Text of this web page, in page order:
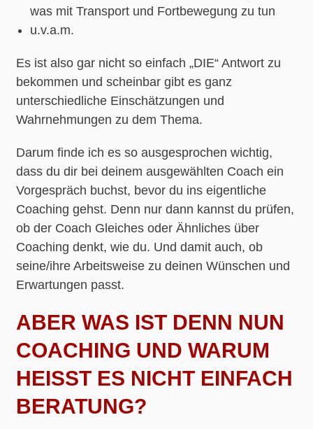
was mit Transport und Fortbewegung zu tun
u.v.a.m.
Es ist also gar nicht so einfach „DIE“ Antwort zu
bekommen und scheinbar gibt es ganz
unterschiedliche Einschätzungen und
Wahrnehmungen zu dem Thema.
Darum finde ich es so ausgesprochen wichtig,
dass du dir bei deinem ausgewählten Coach ein
Vorgespräch buchst, bevor du ins eigentliche
Coaching gehst. Denn nur dann kannst du prüfen,
ob der Coach Gleiches oder Ähnliches über
Coaching denkt, wie du. Und damit auch, ob
seine/ihre Arbeitsweise zu deinen Wünschen und
Erwartungen passt.
ABER WAS IST DENN NUN
COACHING UND WARUM
HEISST ES NICHT EINFACH B
ERATUNG?